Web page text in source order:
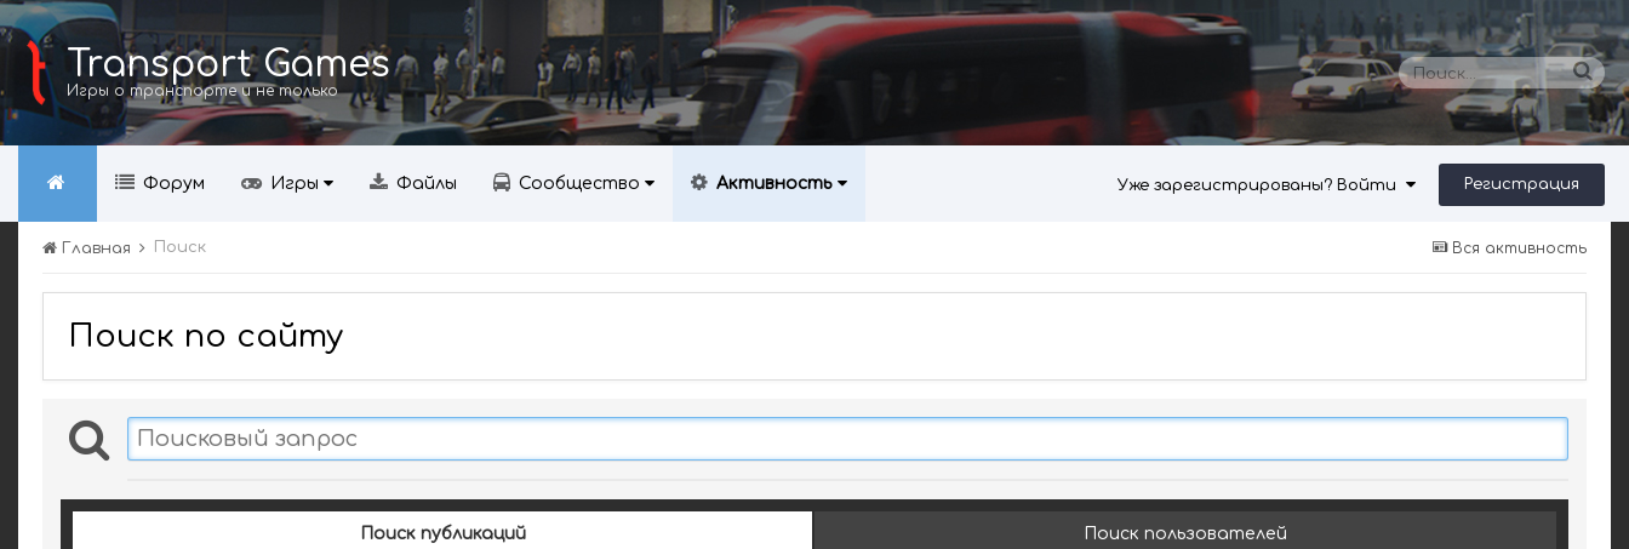
Transport Games
Игры о транспорте и не только
Уже зарегистрированы? Войти Регистрация
Форум Игры Файлы Сообщество Активность
Вся активность
Главная Поиск
Поиск по сайту
Поиск публикаций Поиск пользователей